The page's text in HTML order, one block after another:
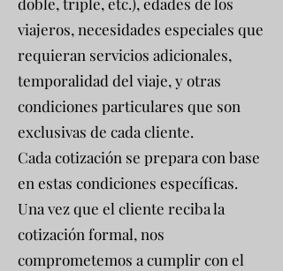
viajeros, necesidades especiales que
requieran servicios adicionales,
temporalidad del viaje, y otras
condiciones particulares que son
exclusivas de cada cliente.
Cada cotización se prepara con base
en estas condiciones específicas.
Una vez que el cliente reciba la
cotización formal, nos
comprometemos a cumplir con el